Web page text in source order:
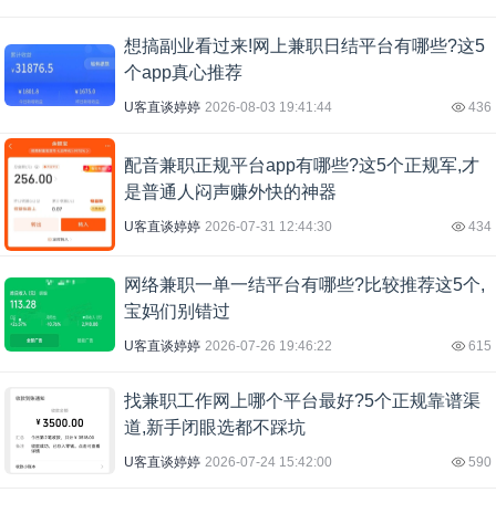
想搞副业看过来!网上兼职日结平台有哪些?这5
个app真心推荐
U客直谈婷婷 2026-08-03 19:41:44 436
配音兼职正规平台app有哪些?这5个正规军,才
是普通人闷声赚外快的神器
U客直谈婷婷 2026-07-31 12:44:30 434
网络兼职一单一结平台有哪些?比较推荐这5个,
宝妈们别错过
U客直谈婷婷 2026-07-26 19:46:22 615
找兼职工作网上哪个平台最好?5个正规靠谱渠
道,新手闭眼选都不踩坑
U客直谈婷婷 2026-07-24 15:42:00 590